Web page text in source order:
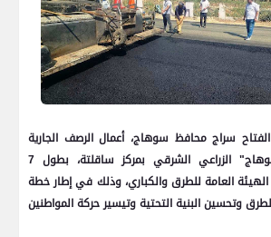
الفتاح سراج محافظ سوهاج، أعمال الرصف الجارية
بطريق "أسيوط – سوهاج" الزراعي الشرقي بمركز ساقلتة، بطول 7
الهيئة العامة للطرق والكباري، وذلك في إطار خطة
وتحسين البنية التحتية وتيسير حركة المواطنين